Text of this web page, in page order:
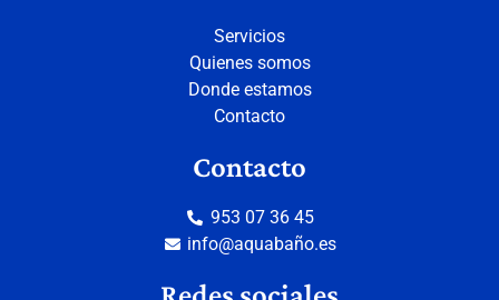
Servicios
Quienes somos
Donde estamos
Contacto
Contacto
953 07 36 45
info@aquabaño.es